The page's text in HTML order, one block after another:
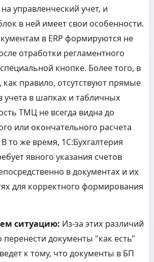
управленческий учет, и
в ней имеет свои особенности.
в ERP формируются не
отработки регламентного
кнопке. Более того, в
как правило, отсутствуют прямые
учета в шапках и табличных
ТМЦ не всегда видна до
или окончательного расчета
то же время, 1С:Бухгалтерия
явного указания счетов
в документах и их
для корректного формирования
ситуацию: Из-за этих различий
документы "как есть"
к тому, что документы в БП